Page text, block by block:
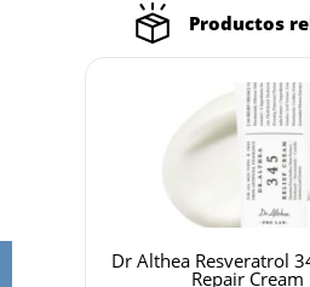
Productos
Resveratrol 345NA Intensive